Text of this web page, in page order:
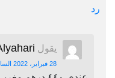
رد
يقول
28 فبراير، 2022 الساعة 12:23 ص